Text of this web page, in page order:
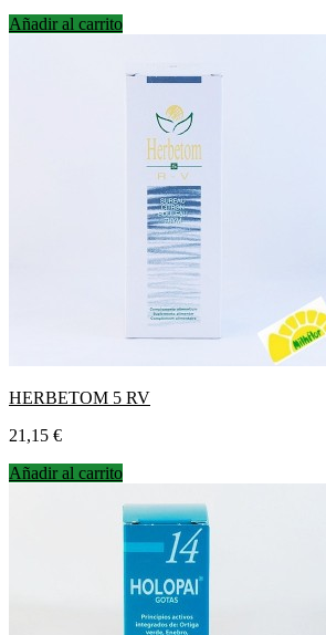
Añadir al carrito
HERBETOM 5 RV
Precio
21,15 €
Añadir al carrito